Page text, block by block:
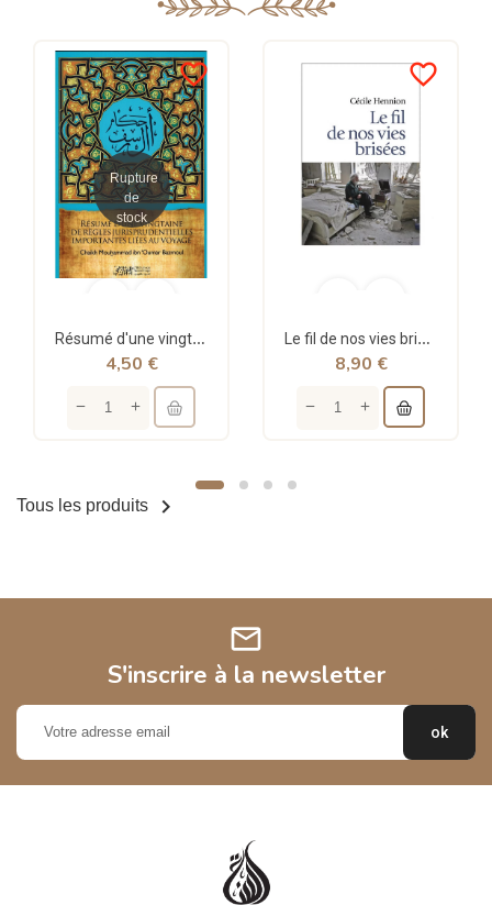
favorite_border
Rupture
de
stock
Résumé d'une vingtaine de règles jurisprudentielles liées au voyage - Bazmoul - Héritage...
4,50 €
favorite_border
Le fil de nos vies brisées - poche - Cécile Hennion - Points
8,90 €
Tous les produits 
mail
S'inscrire à la newsletter